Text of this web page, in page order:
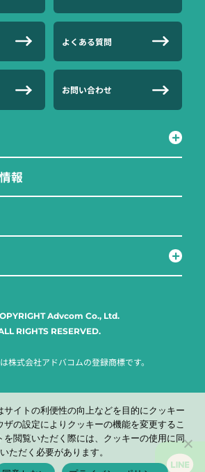
よくある質問
お問い合わせ
報
Advcom Co., Ltd.
RIGHTS RESERVED.
株式会社アドバコムの登録商標です。
サイトの利便性の向上などを目的にクッキー
ザの設定によりクッキーの機能を変更するこ
を閲覧いただく際には、クッキーの使用に同
ただく必要があります。